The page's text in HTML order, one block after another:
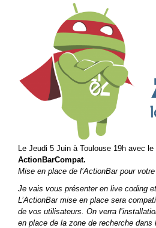
Le Jeudi 5 Juin à Toulouse 19h avec
ActionBarCompat.
Mise en place de l’ActionBar pour
Je vais vous présenter en live coding
L’ActionBar mise en place sera
de vos utilisateurs. On verra
en place de la zone de recherche